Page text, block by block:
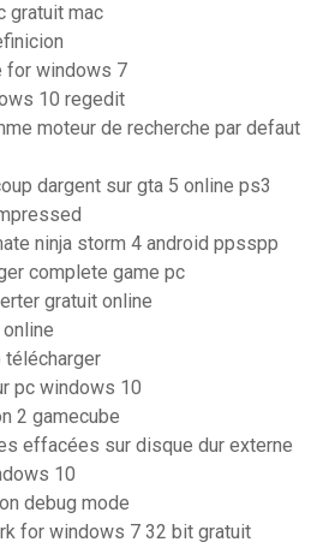
gratuit mac
for windows 7
10 regedit
moteur de recherche par defaut
dargent sur gta 5 online ps3
ninja storm 4 android ppsspp
complete game pc
gratuit online
télécharger
pc windows 10
2 gamecube
effacées sur disque dur externe
10
debug mode
for windows 7 32 bit gratuit